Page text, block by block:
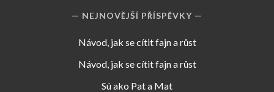
NEJNOVĚJŠÍ PŘÍSPĚVKY
Návod, jak se cítit fajn a růst
Návod, jak se cítit fajn a růst
Sú ako Pat a Mat